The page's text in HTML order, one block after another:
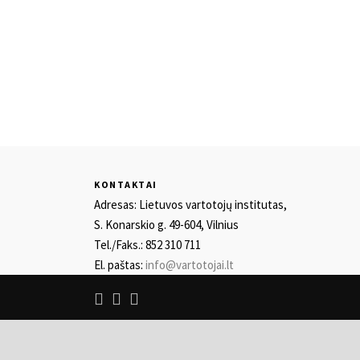
KONTAKTAI
Adresas: Lietuvos vartotojų institutas,
S. Konarskio g. 49-604, Vilnius
Tel./Faks.: 852 310 711
El. paštas: info@vartotojai.lt